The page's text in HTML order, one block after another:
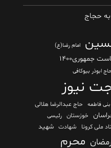
به حجاج
امام رضا(ع)
جمهوری۱۴۰۰
ابوذر بیوکافی
نیوز
فاطمه
حاج عبدالرضا هلالی
خوزستان رئیسی
ملی کرونا شهادت شهید
محرم